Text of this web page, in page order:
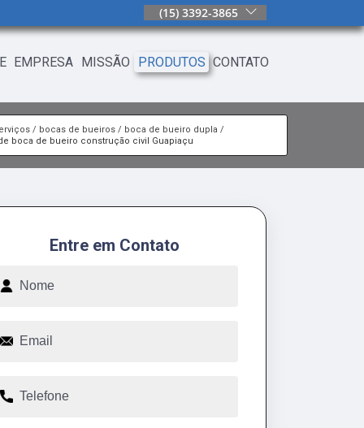
(15) 3392-3865
EMPRESA MISSÃO PRODUTOS CONTATO
bocas de bueiros
boca de bueiro dupla
boca de bueiro construção civil Guapiaçu
Entre em Contato